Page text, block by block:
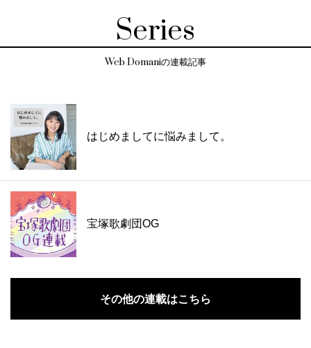
Series
Web Domaniの連載記事
はじめましてに悩みまして。
宝塚歌劇団OG
その他の連載はこちら